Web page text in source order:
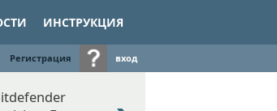
ИНСТРУКЦИЯ
Регистрация вход